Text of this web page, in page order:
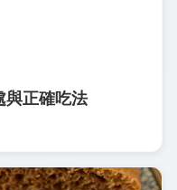
與正確吃法